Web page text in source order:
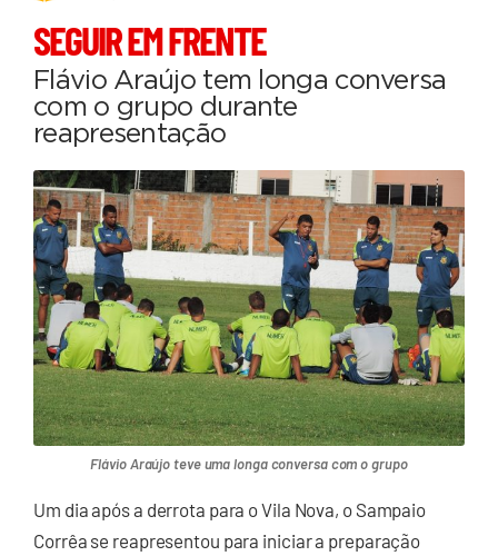
SEGUIR EM FRENTE
Flávio Araújo tem longa conversa
com o grupo durante
reapresentação
Flávio Araújo teve uma longa conversa com o grupo
Um dia após a derrota para o Vila Nova, o Sampaio
Corrêa se reapresentou para iniciar a preparação